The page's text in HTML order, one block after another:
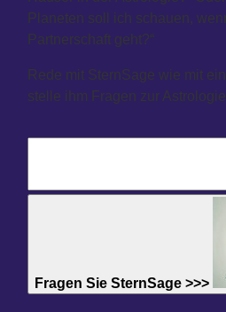
Planeten soll ich schauen,
Partnerschaft geht?“
Rede mit SternSage wie mit
stelle ihm Fragen zur
Fragen Sie SternSage >>>